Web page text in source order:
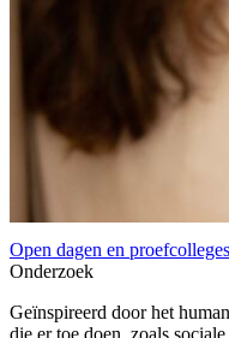
Open dagen en proefcolleges
Onderzoek
Geïnspireerd door het
die er toe doen, zoals